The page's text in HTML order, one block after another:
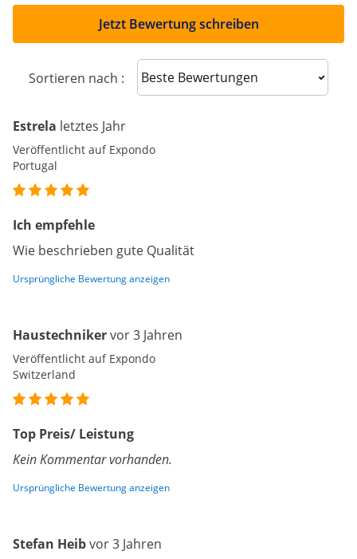
Jetzt Bewertung schreiben
Sortieren nach : Sort reviews
Estrela letztes Jahr
Veröffentlicht auf Expondo
Portugal
Ich empfehle
Wie beschrieben gute Qualität
Ursprüngliche Bewertung anzeigen
Haustechnikervor 3 Jahren
Veröffentlicht auf Expondo
Switzerland
Top Preis/ Leistung
Kein Kommentar vorhanden.
Ursprüngliche Bewertung anzeigen
Stefan Heibvor 3 Jahren